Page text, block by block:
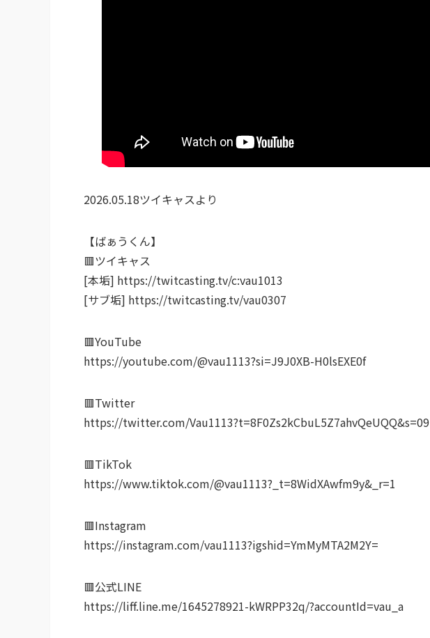
2026.05.18ツイキャスより
【ばぁうくん】
🟥ツイキャス
[本垢] https://twitcasting.tv/c:vau1013
[サブ垢] https://twitcasting.tv/vau0307
🟥YouTube
https://youtube.com/@vau1113?si=J9J0XB-H0lsEXE0f
🟥Twitter
https://twitter.com/Vau1113?t=8F0Zs2kCbuL5Z7ahvQeUQQ&s=09
🟥TikTok
https://www.tiktok.com/@vau1113?_t=8WidXAwfm9y&_r=1
🟥Instagram
https://instagram.com/vau1113?igshid=YmMyMTA2M2Y=
🟥公式LINE
https://liff.line.me/1645278921-kWRPP32q/?accountId=vau_a